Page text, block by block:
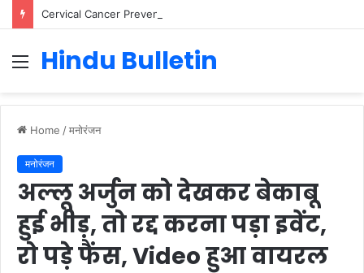
Menu
Hindu Bulletin
Home /मनोरंजन
मनोरंजन
अल्लू अर्जुन को देखकर बेकाबू
हुई भीड़, तो रद्द करना पड़ा इवेंट,
रो पड़े फैंस, Video हुआ वायरल